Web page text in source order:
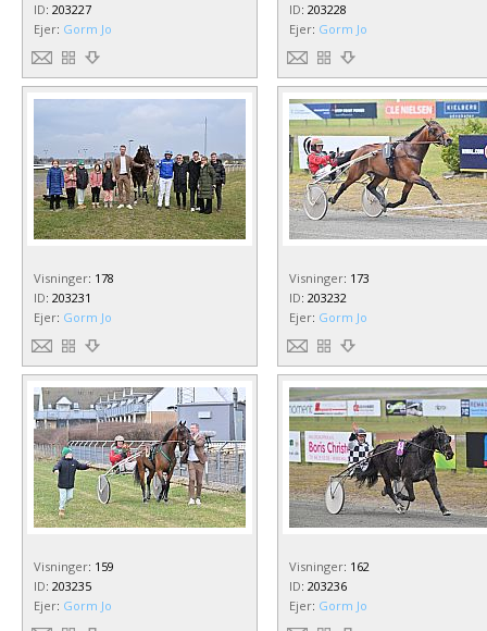
ID: 203227
Ejer: Gorm Jo
ID: 203228
Ejer: Gorm Jo
Visninger: 178
ID: 203231
Ejer: Gorm Jo
Visninger: 173
ID: 203232
Ejer: Gorm Jo
Visninger: 159
ID: 203235
Ejer: Gorm Jo
Visninger: 162
ID: 203236
Ejer: Gorm Jo